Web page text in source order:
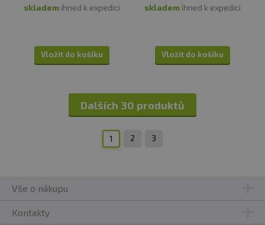
skladem ihned k expedici
Vložit do košíku
skladem ihned k expedici
Vložit do košíku
1 2 3
Dalších 30 produktů
Vše o nákupu
Kontakty